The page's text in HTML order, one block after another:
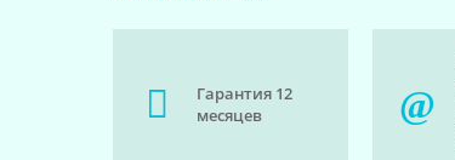
Гарантия 12
месяцев